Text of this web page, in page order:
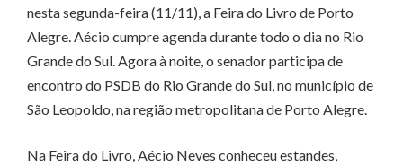
nesta segunda-feira (11/11), a Feira do Livro de Porto
Alegre. Aécio cumpre agenda durante todo o dia no Rio
Grande do Sul. Agora à noite, o senador participa de
encontro do PSDB do Rio Grande do Sul, no município de
São Leopoldo, na região metropolitana de Porto Alegre.
Na Feira do Livro, Aécio Neves conheceu estandes,